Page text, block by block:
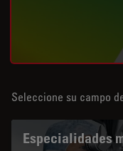
Seleccione su campo
Especialidades